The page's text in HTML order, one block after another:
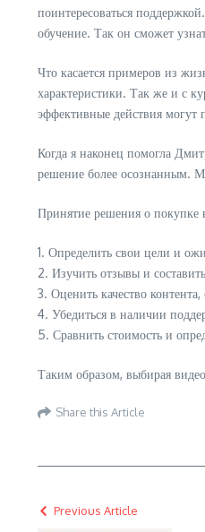
поинтересоваться
обучение. Так он сможет
Что касается примеров из
характеристики. Так же и с
эффективные действия могут
Когда я наконец помогла
решение более осознанным.
Принятие решения о покупке
1. Определить свои цели и
2. Изучить отзывы и
3. Оценить качество
4. Убедиться в наличии
5. Сравнить стоимость и
Таким образом, выбирая
Share this Article
Previous Article